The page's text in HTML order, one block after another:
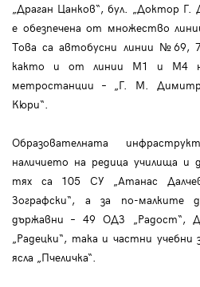
„Драган Цанков“, бул. „Доктор
е обезпечена от множество
Това са автобусни линии №69,
както и от линии М1 и М4
метростанции – „Г. М.
Кюри“.
Образователната
наличието на редица училища и
тях са 105 СУ „Атанас
Зографски“, а за по-малките
държавни – 49 ОДЗ „Радост“,
„Радецки“, така и частни учебни
ясла „Пчеличка“.